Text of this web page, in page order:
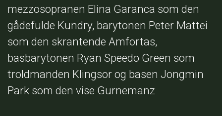
mezzosopranen Elina Garanca som den
gådefulde Kundry, barytonen Peter Mattei
som den skrantende Amfortas,
basbarytonen Ryan Speedo Green som
troldmanden Klingsor og basen Jongmin
Park som den vise Gurnemanz